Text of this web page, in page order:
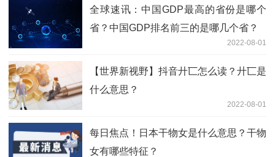
全球速讯：中国GDP最高的省份是哪个
省？中国GDP排名前三的是哪几个省？
2022-08-01
【世界新视野】抖音廾匸怎么读？廾匸是
什么意思？
2022-08-01
每日焦点！日本干物女是什么意思？干物
女有哪些特征？